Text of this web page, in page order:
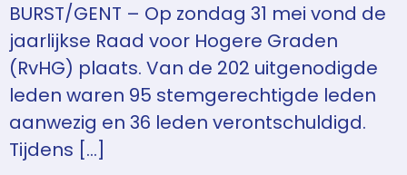
BURST/GENT – Op zondag 31 mei vond de
jaarlijkse Raad voor Hogere Graden
(RvHG) plaats. Van de 202 uitgenodigde
leden waren 95 stemgerechtigde leden
aanwezig en 36 leden verontschuldigd.
Tijdens […]